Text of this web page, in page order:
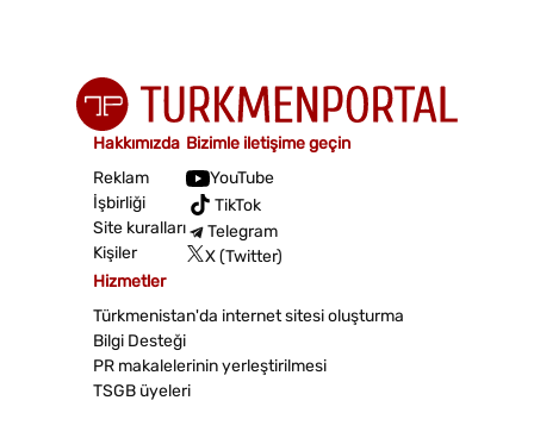
Hakkımızda
Reklam
İşbirliği
Site kuralları
Kişiler
Bizimle iletişime geçin
YouTube
TikTok
Telegram
X (Twitter)
Hizmetler
Türkmenistan'da internet sitesi oluşturma
Bilgi Desteği
PR makalelerinin yerleştirilmesi
TSGB üyeleri